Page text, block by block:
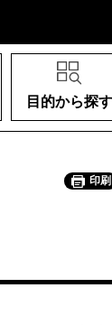
目的から探す
印刷